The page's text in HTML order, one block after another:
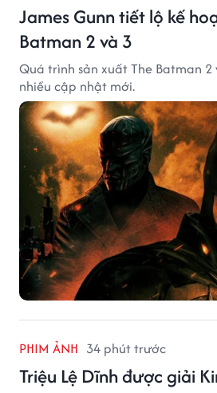
James Gunn tiết lộ kế
Batman 2 và 3
Quá trình sản xuất The Batman
nhiều cập nhật mới.
PHIM ẢNH 34 phút trước
Triệu Lệ Dĩnh được giải